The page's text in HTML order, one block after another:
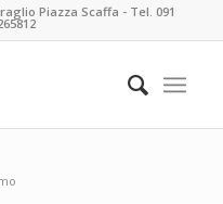
Piazza Scaffa - Tel. 091